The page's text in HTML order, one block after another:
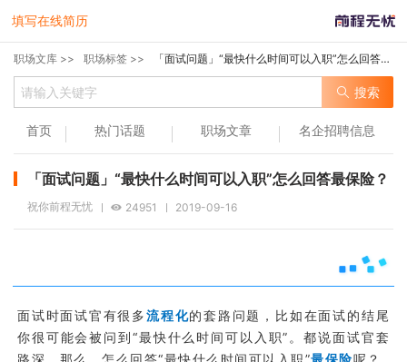
填写在线简历
职场文库 >> 职场标签 >> 「面试问题」“最快什么时间可以入职”怎么回答最保险？
搜索
首页 热门话题 职场文章 名企招聘信息
「面试问题」“最快什么时间可以入职”怎么回答最保险？
祝你前程无忧 24951 2019-09-16
面试时面试官有很多流程化的套路问题，比如在面试的结尾
你很可能会被问到“最快什么时间可以入职”。都说面试官套
路深，那么，怎么回答“最快什么时间可以入职”最保险呢？